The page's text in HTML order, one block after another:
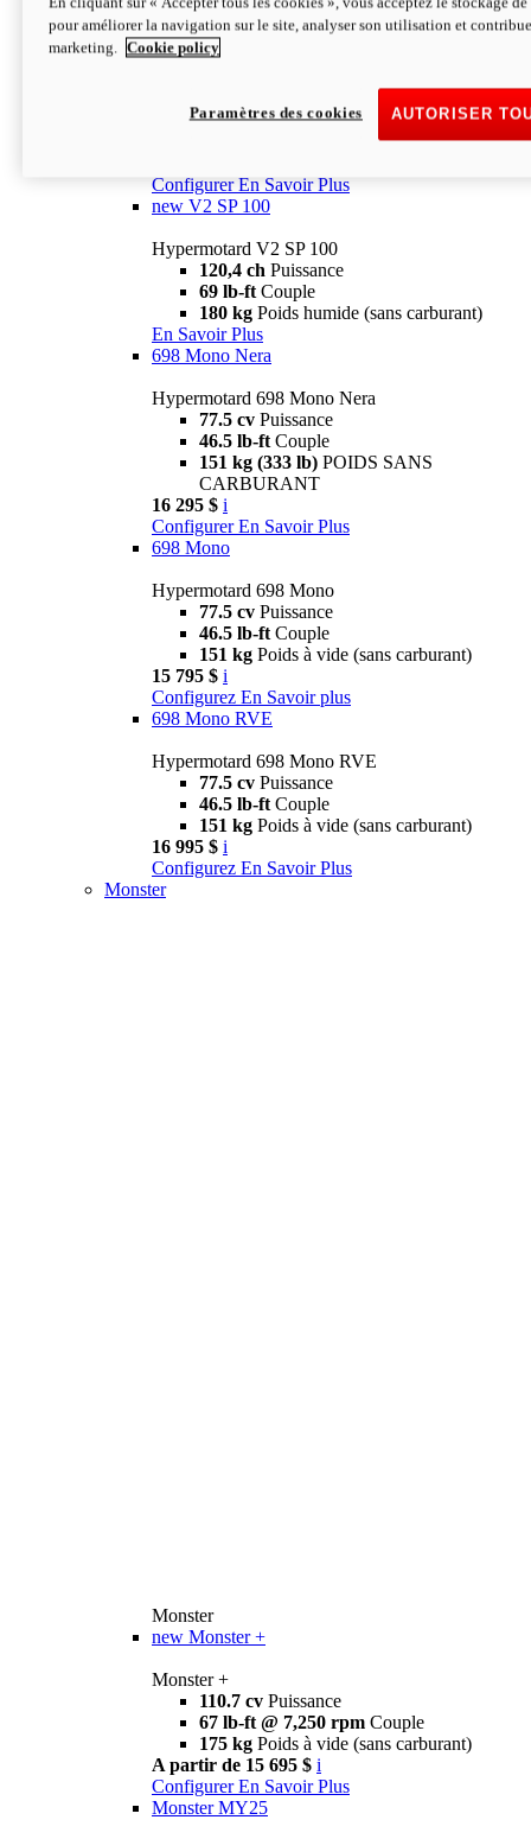
Configurer En Savoir Plus
newV2 SP
69 lb-ftCouple
Poids humide (sans carburant)
Configurer En Savoir Plus
new V2 SP 100
Hypermotard V2 SP 100
120,4 ch Puissance
69 lb-ft Couple
180 kg Poids humide (sans carburant)
En Savoir Plus
698 Mono Nera
Hypermotard 698 Mono Nera
77.5 cv Puissance
46.5 lb-ft Couple
151 kg (333 lb) POIDS SANS
CARBURANT
16 295 $ i
Configurer En Savoir Plus
698 Mono
Hypermotard 698 Mono
77.5 cv Puissance
46.5 lb-ft Couple
151 kg Poids à vide (sans carburant)
15 795 $ i
Configurez En Savoir plus
698 Mono RVE
Hypermotard 698 Mono RVE
77.5 cv Puissance
46.5 lb-ft Couple
151 kg Poids à vide (sans carburant)
16 995 $ i
Configurez En Savoir Plus
Monster
Monster
new Monster +
Monster +
110.7 cv Puissance
67 lb-ft @ 7,250 rpm Couple
175 kg Poids à vide (sans carburant)
A partir de 15 695 $ i
Configurer En Savoir Plus
Monster MY25
pour améliorer la navigation sur le site, analyser son utilisation et
marketing.
Cookie policy
AUTORISER
Paramètres des cookies